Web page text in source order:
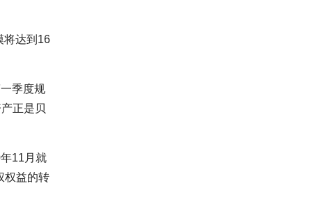
将达到16
季度规
正是贝
11月就
权益的转